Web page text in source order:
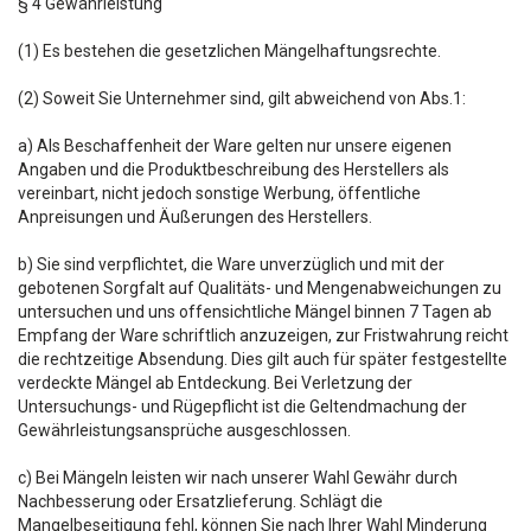
(1) Es bestehen die gesetzlichen Mängelhaftungsrechte.
(2) Soweit Sie Unternehmer sind, gilt abweichend von Abs.1:
a) Als Beschaffenheit der Ware gelten nur unsere eigenen
Angaben und die Produktbeschreibung des Herstellers als
vereinbart, nicht jedoch sonstige Werbung, öffentliche
Anpreisungen und Äußerungen des Herstellers.
b) Sie sind verpflichtet, die Ware unverzüglich und mit der
gebotenen Sorgfalt auf Qualitäts- und Mengenabweichungen zu
untersuchen und uns offensichtliche Mängel binnen 7 Tagen ab
Empfang der Ware schriftlich anzuzeigen, zur Fristwahrung reicht
die rechtzeitige Absendung. Dies gilt auch für später festgestellte
verdeckte Mängel ab Entdeckung. Bei Verletzung der
Untersuchungs- und Rügepflicht ist die Geltendmachung der
Gewährleistungsansprüche ausgeschlossen.
c) Bei Mängeln leisten wir nach unserer Wahl Gewähr durch
Nachbesserung oder Ersatzlieferung. Schlägt die
Mangelbeseitigung fehl, können Sie nach Ihrer Wahl Minderung